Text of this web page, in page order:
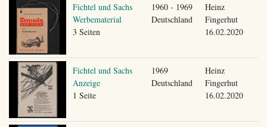
Fichtel und Sachs
Werbematerial
3 Seiten
1960 - 1969
Deutschland
Heinz
Fingerhut
16.02.2020
Fichtel und Sachs
Anzeige
1 Seite
1969
Deutschland
Heinz
Fingerhut
16.02.2020